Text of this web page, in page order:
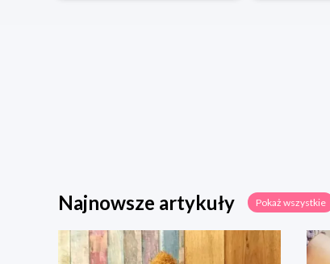
Najnowsze artykuły Pokaż wszystkie